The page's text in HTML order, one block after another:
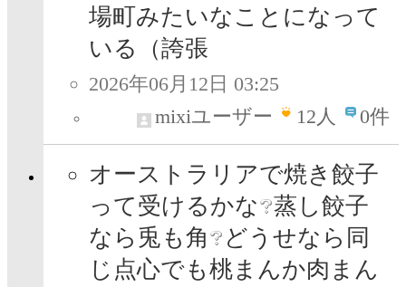
場町みたいなことになって
いる（誇張
2026年06月12日 03:25
mixiユーザー
12人 0件
オーストラリアで焼き餃子
って受けるかな
蒸し餃子
なら兎も角
どうせなら同
じ点心でも桃まんか肉まん